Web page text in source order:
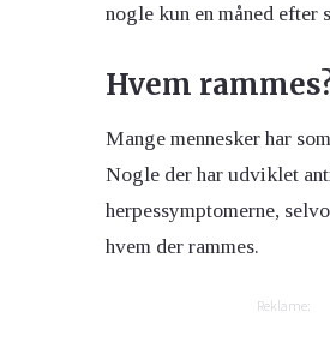
nogle kun en måned efter
Hvem
Mange mennesker har
Nogle der har udviklet
herpessymptomerne,
hvem der rammes.
Reklame: